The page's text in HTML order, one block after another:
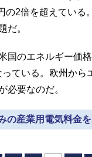
の2倍を超えてい
だ。
のエネルギー価
ている。欧州から
必要なのだ。
の産業用電気料金